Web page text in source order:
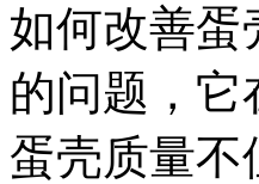
如何改善蛋
的问题，
蛋壳质量不